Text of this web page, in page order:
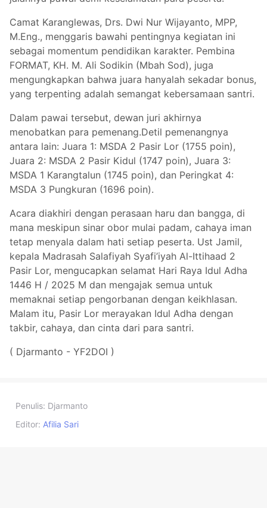
Camat Karanglewas, Drs. Dwi Nur Wijayanto, MPP,
M.Eng., menggaris bawahi pentingnya kegiatan ini
sebagai momentum pendidikan karakter. Pembina
FORMAT, KH. M. Ali Sodikin (Mbah Sod), juga
mengungkapkan bahwa juara hanyalah sekadar bonus,
yang terpenting adalah semangat kebersamaan santri.
Dalam pawai tersebut, dewan juri akhirnya
menobatkan para pemenang.Detil pemenangnya
antara lain: Juara 1: MSDA 2 Pasir Lor (1755 poin),
Juara 2: MSDA 2 Pasir Kidul (1747 poin), Juara 3:
MSDA 1 Karangtalun (1745 poin), dan Peringkat 4:
MSDA 3 Pungkuran (1696 poin).
Acara diakhiri dengan perasaan haru dan bangga, di
mana meskipun sinar obor mulai padam, cahaya iman
tetap menyala dalam hati setiap peserta. Ust Jamil,
kepala Madrasah Salafiyah Syafi’iyah Al-Ittihaad 2
Pasir Lor, mengucapkan selamat Hari Raya Idul Adha
1446 H / 2025 M dan mengajak semua untuk
memaknai setiap pengorbanan dengan keikhlasan.
Malam itu, Pasir Lor merayakan Idul Adha dengan
takbir, cahaya, dan cinta dari para santri.
( Djarmanto - YF2DOI )
Penulis: Djarmanto
Editor: Afilia Sari